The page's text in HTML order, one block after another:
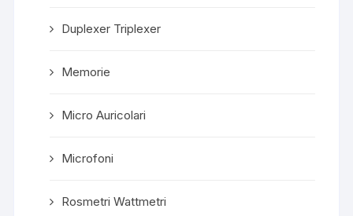
Duplexer Triplexer
Memorie
Micro Auricolari
Microfoni
Rosmetri Wattmetri